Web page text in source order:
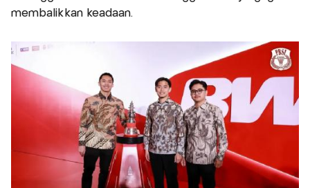
membalikkan keadaan.